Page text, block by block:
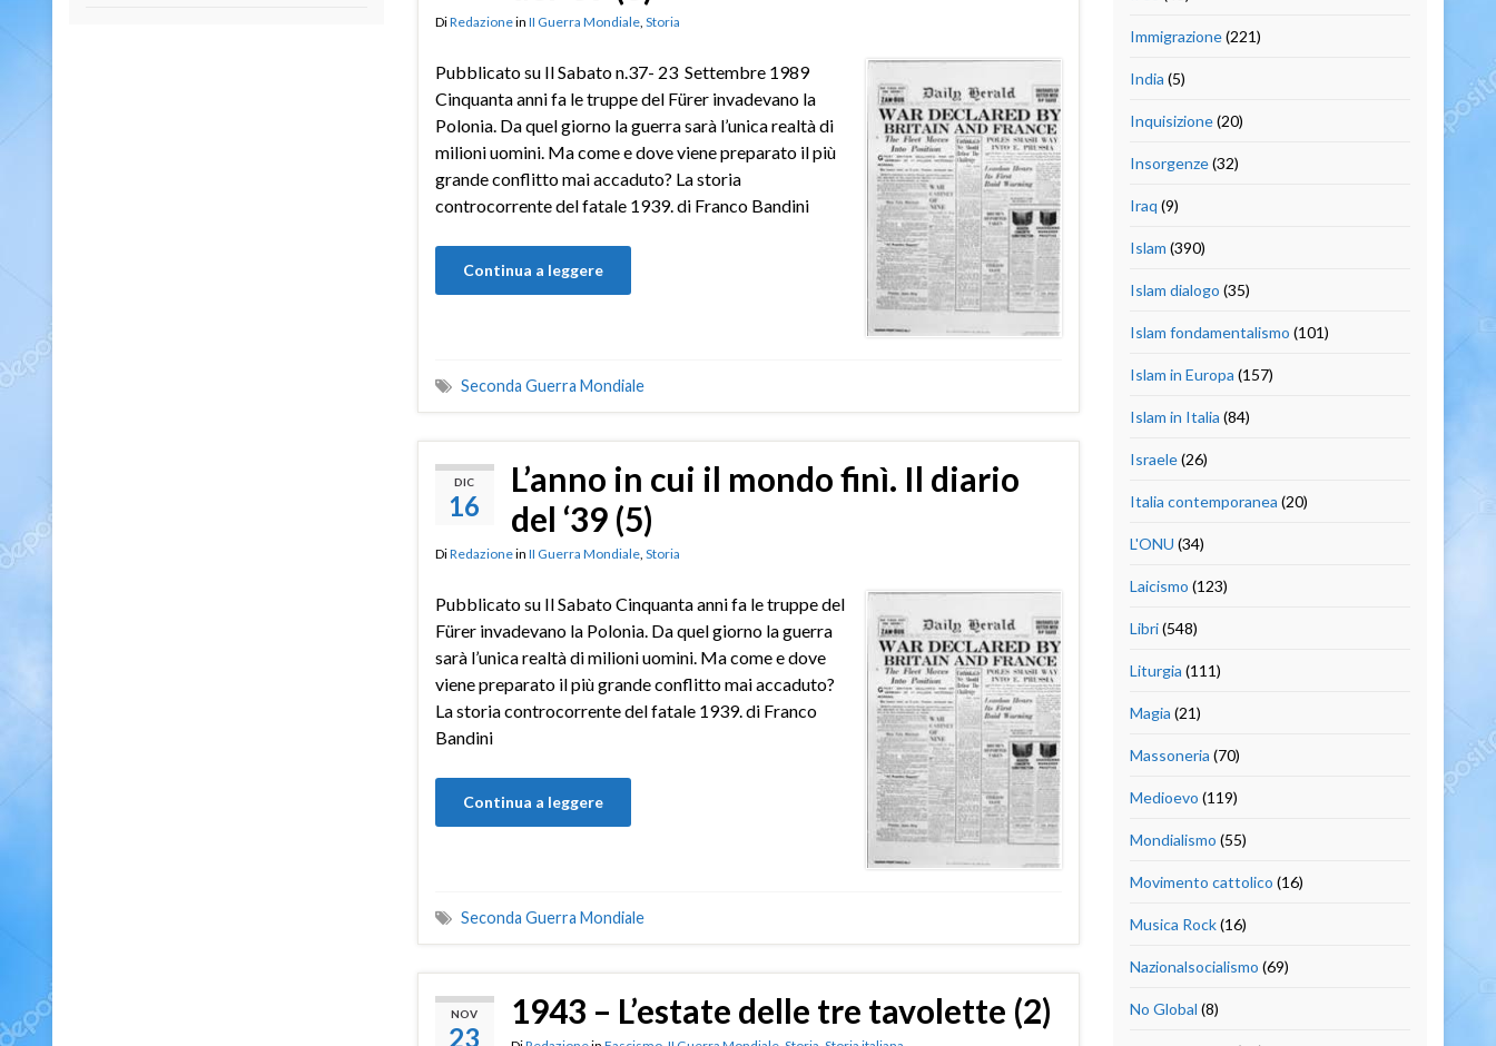
DiRedazionein II Guerra Mondiale, Storia
Pubblicato su Il Sabato n.37- 23 Settembre 1989
Cinquanta anni fa le truppe del Fürer invadevano la
Polonia. Da quel giorno la guerra sarà l’unica realtà di
milioni uomini. Ma come e dove viene preparato il più
grande conflitto mai accaduto? La storia
controcorrente del fatale 1939. di Franco Bandini
Continua a leggere
Seconda Guerra Mondiale
DIC
16
L’anno in cui il mondo finì. Il diario
del ‘39 (5)
DiRedazionein II Guerra Mondiale, Storia
Pubblicato su Il Sabato Cinquanta anni fa le truppe del
Fürer invadevano la Polonia. Da quel giorno la guerra
sarà l’unica realtà di milioni uomini. Ma come e dove
viene preparato il più grande conflitto mai accaduto?
La storia controcorrente del fatale 1939. di Franco
Bandini
Continua a leggere
Seconda Guerra Mondiale
NOV
23
1943 – L’estate delle tre tavolette (2)
Immigrazione(221)
India (5)
Inquisizione(20)
Insorgenze(32)
Iraq (9)
Islam (390)
Islam dialogo (35)
Islam fondamentalismo (101)
Islam in Europa (157)
Islam in Italia (84)
Israele(26)
Italia contemporanea (20)
L'ONU (34)
Laicismo (123)
Libri(548)
Liturgia (111)
Magia (21)
Massoneria (70)
Medioevo (119)
Mondialismo (55)
Movimento cattolico (16)
Musica Rock(16)
Nazionalsocialismo (69)
No Global (8)